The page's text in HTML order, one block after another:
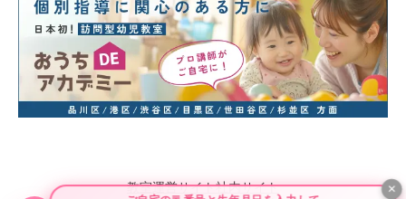
教室運営サイト社内サイト